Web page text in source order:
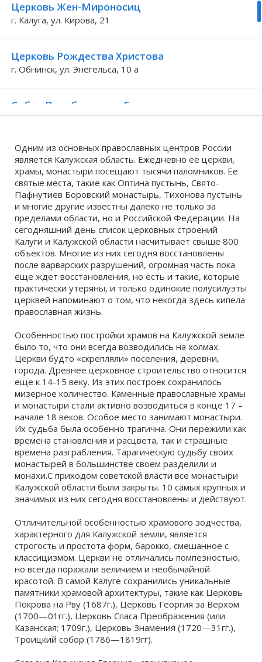
Волгоградская область Иркутская
Кировоградская область Хмельницкая
Восточно-Казахстанская область Северо-
Березичский Стеклозавод
Церковь Жен-Мироносиц
г. Калуга, ул. Кирова, 21
Церковь Рождества Христова
г. Обнинск, ул. Энегельса, 10 а
Собор Преображения Господня
Калужская обл. с. Спас
Сретенский скит
Калуга, Тихонова пустынь
Часовня в честь иконы Божией Матери Всех
скорбящих радость
Калужская обл. д. Колюпаново
Церковь Успения Пресвятой Богородицы
г. Калуга, ул. Достоевского, 2
Церковь Сергия Радонежского
Церковь Рождества Богородицы
Калуга, ул. Ленина, 106
Церковь Покрова Пресвятой Богородицы
, г. Калуга, ул.Марата, 4
Церковь Николая Чудотворца
г.Калуга, Николо-Козинская ул.,33
Одним из основных православных центров России
является Калужская область. Ежедневно ее церкви,
храмы, монастыри посещают тысячи паломников. Ее
святые места, такие как Оптина пустынь, Свято-
Пафнутиев Боровский монастырь, Тихонова пустынь
и многие другие известны далеко не только за
пределами области, но и Российской Федерации. На
сегодняшний день список церковных строений
Калуги и Калужской области насчитывает свыше 800
объектов. Многие из них сегодня восстановлены
после варварских разрушений, огромная часть пока
еще ждет восстановления, но есть и такие, которые
практически утеряны, и только одинокие полусилуэты
церквей напоминают о том, что некогда здесь кипела
православная жизнь.
Особенностью постройки храмов на Калужской земле
было то, что они всегда возводились на холмах.
Церкви будто «скрепляли» поселения, деревни,
города. Древнее церковное строительство относится
еще к 14-15 веку. Из этих построек сохранилось
мизерное количество. Каменные православные храмы
и монастыри стали активно возводиться в конце 17 –
начале 18 веков. Особое место занимают монастыри.
Их судьба была особенно трагична. Они пережили как
времена становления и расцвета, так и страшные
времена разграбления. Тарагическую судьбу своих
монастырей в большинстве своем разделили и
монахи.С приходом советской власти все монастыри
Калужской области были закрыты. 10 самых крупных и
значимых из них сегодня восстановлены и действуют.
Отличительной особенностью храмового зодчества,
характерного для Калужской земли, является
строгость и простота форм, барокко, смешанное с
классицизмом. Церкви не отличались помпезностью,
но всегда поражали величием и необычайной
красотой. В самой Калуге сохранились уникальные
памятники храмовой архитектуры, такие как Церковь
Покрова на Рву (1687г.), Церковь Георгия за Верхом
(1700—01гг.), Церковь Спаса Преображения (или
Казанская; 1709г.), Церковь Знамения (1720—31гг.),
Троицкий собор (1786—1819гг).